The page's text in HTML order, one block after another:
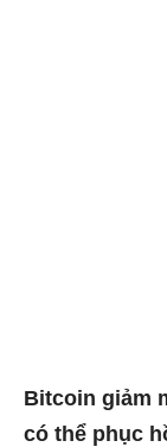
Bitcoin giảm
có thể phục